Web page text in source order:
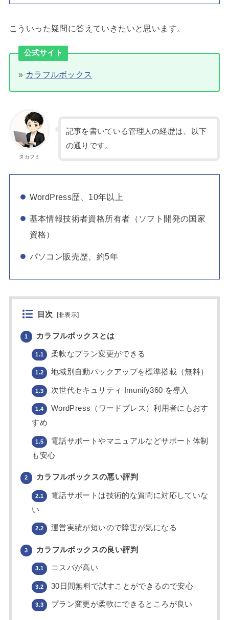
こういった疑問に答えていきたいと思います。
公式サイト
» カラフルボックス
タカフミ
記事を書いている管理人の経歴は、以下
の通りです。
WordPress歴、10年以上
基本情報技術者資格所有者（ソフト開発の国家
資格）
パソコン販売歴、約5年
目次 [非表示]
1 カラフルボックスとは
1.1 柔軟なプラン変更ができる
1.2 地域別自動バックアップを標準搭載（無料）
1.3 次世代セキュリティ Imunify360 を導入
1.4
WordPress（ワードプレス）利用者にもおす
すめ
1.5
電話サポートやマニュアルなどサポート体制
も安心
2 カラフルボックスの悪い評判
2.1
電話サポートは技術的な質問に対応していな
い
2.2 運営実績が短いので障害が気になる
3 カラフルボックスの良い評判
3.1 コスパが高い
3.2 30日間無料で試すことができるので安心
3.3 プラン変更が柔軟にできるところが良い